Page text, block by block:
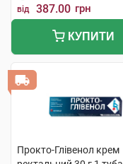
від 387.00 грн
КУПИТИ
Прокто-Глівенол крем